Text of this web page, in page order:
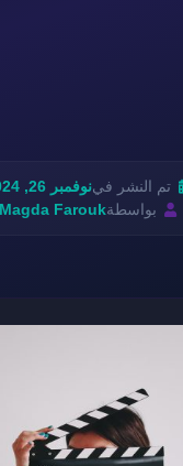
تم النشر فينوفمبر 26, 2024
بواسطةMagda Farouk